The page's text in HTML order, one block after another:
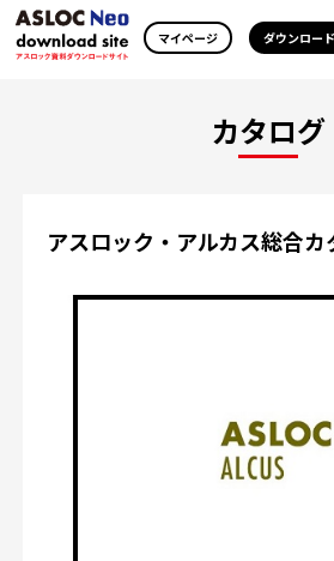
マイページ ダウンロード
カタログ
アスロック・アルカス総合カ